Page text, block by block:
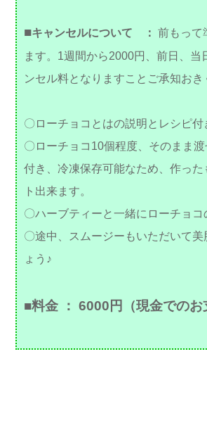
■キャンセルについて ： 前もって
ます。1週間から2000円、前日、当
ンセル料となりますことご承知おき
〇ローチョコとはの説明とレシピ付
〇ローチョコ10個程度、そのまま
付き、冷凍保存可能なため、作った
ト出来ます。
〇ハーブティーと一緒にローチョコ
〇途中、スムージーもいただいて美
ょう♪
■料金 ： 6000円（現金でのお